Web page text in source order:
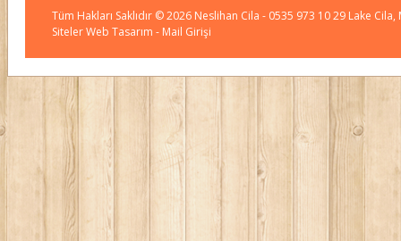
Tüm Hakları Saklıdır © 2026 Neslihan Cila - 0535 973 10 29 Lake
Siteler Web Tasarım - Mail Girişi